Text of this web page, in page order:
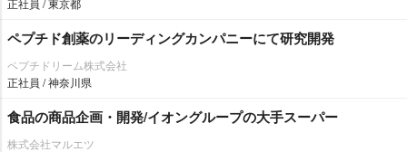
正社員 / 東京都
ペプチド創薬のリーディングカンパニーにて研究開発
ペプチドリーム株式会社
正社員 / 神奈川県
食品の商品企画・開発/イオングループの大手スーパー
株式会社マルエツ